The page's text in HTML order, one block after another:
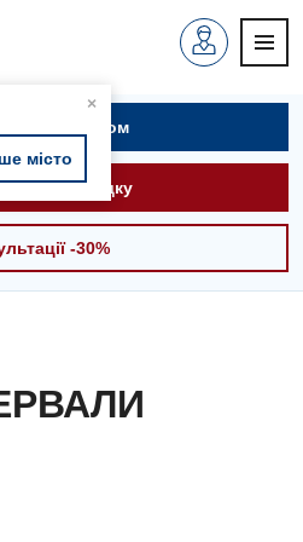
×
місто
на прийом
швидку
-30%